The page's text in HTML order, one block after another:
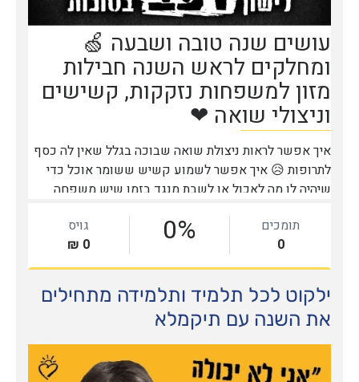
ילקוט לכל תלמיד ותלמידה מתחילים
את השנה עם תיקמלא